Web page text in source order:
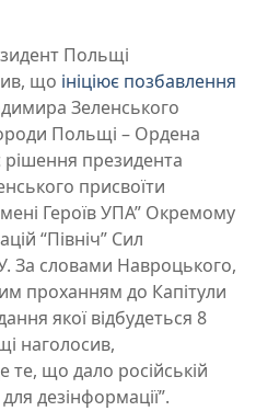
Польщі
що ініціює позбавлення
Зеленського
Польщі – Ордена
президента
присвоїти
Героїв УПА” Окремому
“Північ” Сил
За словами Навроцького,
проханням до Капітули
якої відбудеться 8
наголосив,
те, що дало російській
дезінформації”.